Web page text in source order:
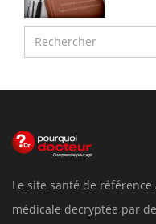
Le site santé de
médicale decryptée par